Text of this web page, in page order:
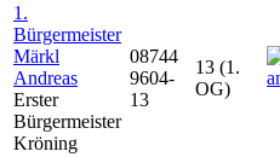
1.
Bürgermeister
Märkl
Andreas
Erster
Bürgermeister
Kröning
08744
9604-
13
13 (1.
OG)